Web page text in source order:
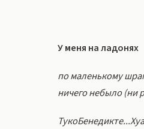
У меня на ладонях
по маленькому
ничего небыло (ни